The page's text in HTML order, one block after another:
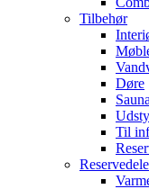
Tilbehør
Døre
Til
Reservedele